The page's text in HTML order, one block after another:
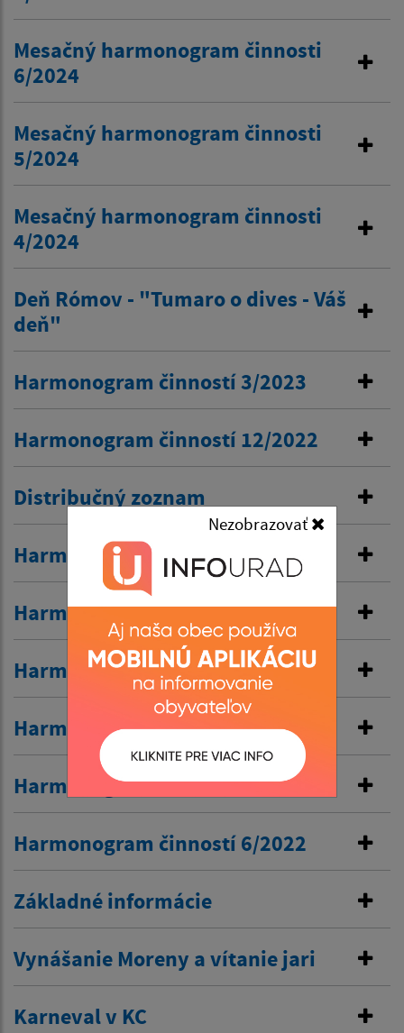
Nezobrazovať
Mesačný harmonogram činnosti
6/2024
Mesačný harmonogram činnosti
5/2024
Mesačný harmonogram činnosti
4/2024
Deň Rómov - "Tumaro o dives - Váš
deň"
Harmonogram činností 3/2023
Harmonogram činností 12/2022
Distribučný zoznam
Harmonogram činnosti 11/2022
Harmonogram činností 10/2022
Harmonogram činnosti 9/2022
Harmonogram činností 8/2022
Harmonogram činností 7/2022
Harmonogram činností 6/2022
Základné informácie
Vynášanie Moreny a vítanie jari
Karneval v KC